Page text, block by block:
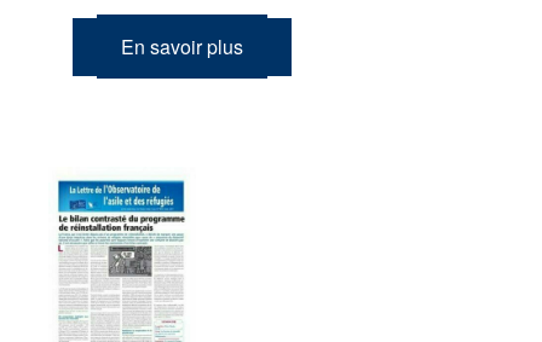
En savoir plus